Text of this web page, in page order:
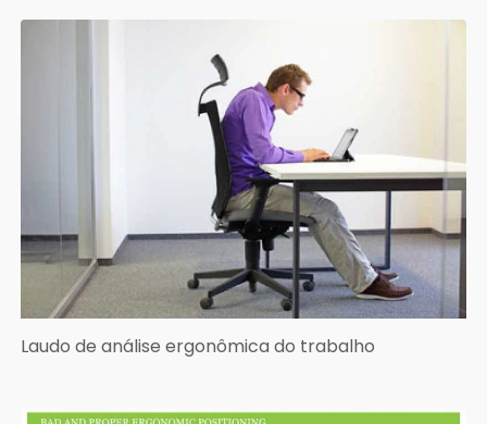
Laudo de análise ergonômica do trabalho